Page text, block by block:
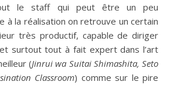
le staff qui peut être un peu
à la réalisation on retrouve un certain
très productif, capable de diriger
surtout tout à fait expert dans l’art
(Jinrui wa Suitai Shimashita, Seto
Classroom) comme sur le pire